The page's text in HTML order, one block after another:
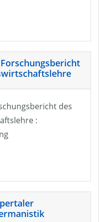
des
: